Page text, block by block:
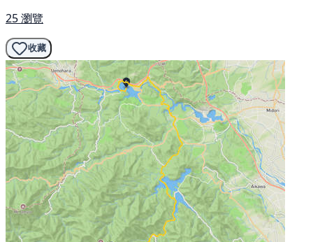
25 瀏覽
收藏